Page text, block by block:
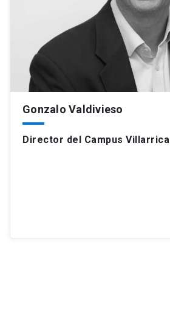
Gonzalo Valdivieso
Director del Campus Villarrica